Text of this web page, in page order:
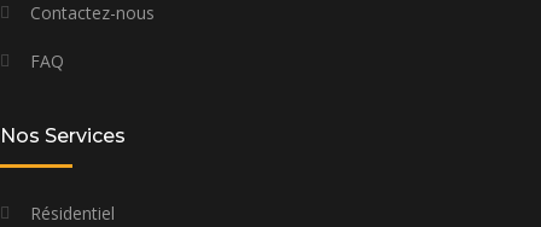
Contactez-nous
FAQ
Nos Services
Résidentiel